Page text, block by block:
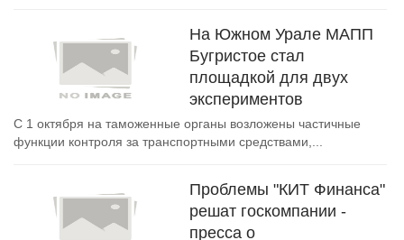
На Южном Урале МАПП
Бугристое стал
площадкой для двух
экспериментов
С 1 октября на таможенные органы возложены частичные
функции контроля за транспортными средствами,...
Проблемы "КИТ Финанса"
решат госкомпании -
пресса о